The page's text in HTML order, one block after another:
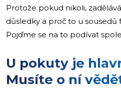
Protože pokud nikoli,
důsledky a proč to u sousedů
Pojďme se na to podívat
U pokuty je
Musíte o ní